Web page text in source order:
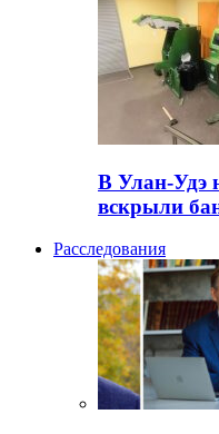
В Улан-Удэ
вскрыли
Расследования